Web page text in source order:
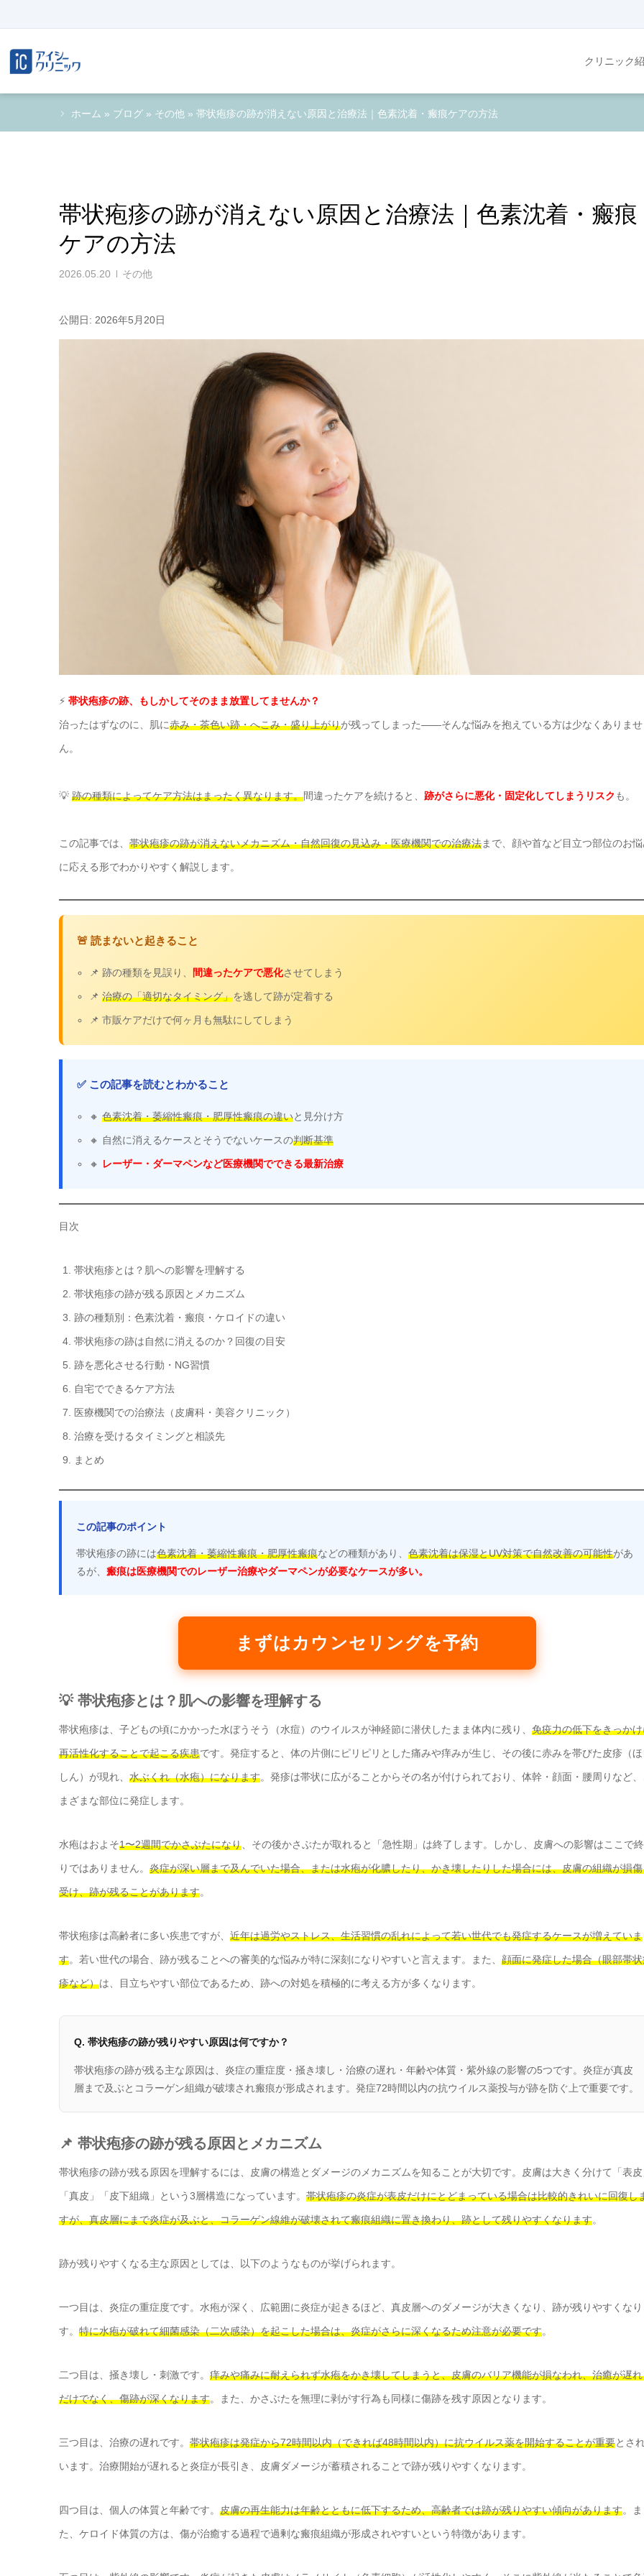
クリニック
ホーム » ブログ » その他 » 帯状疱疹の跡が消えない原因と治療法｜色素沈着・瘢痕ケアの方法
帯状疱疹の跡が消えない原因と治療法｜色素沈着・瘢痕
ケアの方法
2026.05.20 その他
公開日: 2026年5月20日
⚡ 帯状疱疹の跡、もしかしてそのまま放置してませんか？
治ったはずなのに、肌に赤み・茶色い跡・へこみ・盛り上がりが残ってしまった——そんな悩みを抱えている方は少なくありませ
ん。
💡 跡の種類によってケア方法はまったく異なります。間違ったケアを続けると、 跡がさらに悪化・固定化してしまうリスク も。
この記事では、 帯状疱疹の跡が消えないメカニズム・自然回復の見込み・医療機関での治療法まで、顔や首など目立つ部位のお
に応える形でわかりやすく解説します。
🚨 読まないと起きること
📌 跡の種類を見誤り、 間違ったケアで悪化させてしまう
📌 治療の「適切なタイミング」を逃して跡が定着する
📌 市販ケアだけで何ヶ月も無駄にしてしまう
✅ この記事を読むとわかること
🔸 色素沈着・萎縮性瘢痕・肥厚性瘢痕の違いと見分け方
🔸 自然に消えるケースとそうでないケースの判断基準
🔸 レーザー・ダーマペンなど医療機関でできる最新治療
目次
帯状疱疹とは？肌への影響を理解する
帯状疱疹の跡が残る原因とメカニズム
跡の種類別：色素沈着・瘢痕・ケロイドの違い
帯状疱疹の跡は自然に消えるのか？回復の目安
跡を悪化させる行動・NG習慣
自宅でできるケア方法
医療機関での治療法（皮膚科・美容クリニック）
治療を受けるタイミングと相談先
まとめ
この記事のポイント
帯状疱疹の跡には色素沈着・萎縮性瘢痕・肥厚性瘢痕などの種類があり、 色素沈着は保湿とUV対策で自然改善の可能性があ
るが、 瘢痕は医療機関でのレーザー治療やダーマペンが必要なケースが多い。
まずはカウンセリングを予約
💡 帯状疱疹とは？肌への影響を理解する
帯状疱疹は、子どもの頃にかかった水ぼうそう（水痘）のウイルスが神経節に潜伏したまま体内に残り、 免疫力の低下をきっか
再活性化することで起こる疾患です。発症すると、体の片側にピリピリとした痛みや痒みが生じ、その後に赤みを帯びた皮疹（
しん）が現れ、 水ぶくれ（水疱）になります。発疹は帯状に広がることからその名が付けられており、体幹・顔面・腰周りなど
まざまな部位に発症します。
水疱はおよそ1〜2週間でかさぶたになり 、その後かさぶたが取れると「急性期」は終了します。しかし、皮膚への影響はここで
りではありません。 炎症が深い層まで及んでいた場合、または水疱が化膿したり、かき壊したりした場合には、皮膚の組織が損
受け、跡が残ることがあります。
帯状疱疹は高齢者に多い疾患ですが、 近年は過労やストレス、生活習慣の乱れによって若い世代でも発症するケースが増えていま
す。若い世代の場合、跡が残ることへの審美的な悩みが特に深刻になりやすいと言えます。また、 顔面に発症した場合（眼部帯
疹など）は、目立ちやすい部位であるため、跡への対処を積極的に考える方が多くなります。
Q. 帯状疱疹の跡が残りやすい原因は何ですか？
帯状疱疹の跡が残る主な原因は、炎症の重症度・掻き壊し・治療の遅れ・年齢や体質・紫外線の影響の5つです。炎症が真皮
層まで及ぶとコラーゲン組織が破壊され瘢痕が形成されます。発症72時間以内の抗ウイルス薬投与が跡を防ぐ上で重要です。
📌 帯状疱疹の跡が残る原因とメカニズム
帯状疱疹の跡が残る原因を理解するには、皮膚の構造とダメージのメカニズムを知ることが大切です。皮膚は大きく分けて「表
「真皮」「皮下組織」という3層構造になっています。 帯状疱疹の炎症が表皮だけにとどまっている場合は比較的きれいに回復し
すが、真皮層にまで炎症が及ぶと、コラーゲン線維が破壊されて瘢痕組織に置き換わり、跡として残りやすくなります。
跡が残りやすくなる主な原因としては、以下のようなものが挙げられます。
一つ目は、炎症の重症度です。水疱が深く、広範囲に炎症が起きるほど、真皮層へのダメージが大きくなり、跡が残りやすくな
す。 特に水疱が破れて細菌感染（二次感染）を起こした場合は、炎症がさらに深くなるため注意が必要です。
二つ目は、掻き壊し・刺激です。 痒みや痛みに耐えられず水疱をかき壊してしまうと、皮膚のバリア機能が損なわれ、治癒が遅
だけでなく、傷跡が深くなります。また、かさぶたを無理に剥がす行為も同様に傷跡を残す原因となります。
三つ目は、治療の遅れです。 帯状疱疹は発症から72時間以内（できれば48時間以内）に抗ウイルス薬を開始することが重要とさ
います。治療開始が遅れると炎症が長引き、皮膚ダメージが蓄積されることで跡が残りやすくなります。
四つ目は、個人の体質と年齢です。 皮膚の再生能力は年齢とともに低下するため、高齢者では跡が残りやすい傾向があります。ま
た、ケロイド体質の方は、傷が治癒する過程で過剰な瘢痕組織が形成されやすいという特徴があります。